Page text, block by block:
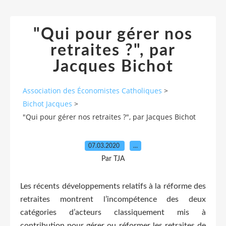
"Qui pour gérer nos
retraites ?", par
Jacques Bichot
Association des Économistes Catholiques >
Bichot Jacques >
"Qui pour gérer nos retraites ?", par Jacques Bichot
07.03.2020 …
Par TJA
Les récents développements relatifs à la réforme des
retraites montrent l’incompétence des deux
catégories d’acteurs classiquement mis à